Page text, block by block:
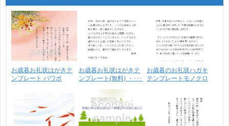
お歳暮お礼状はがきテ
ンプレート パワポ
お歳暮お礼状はがきテ
ンプレート(無料) ・･･･
お歳暮のお礼状ハガキ
テンプレートモノクロ